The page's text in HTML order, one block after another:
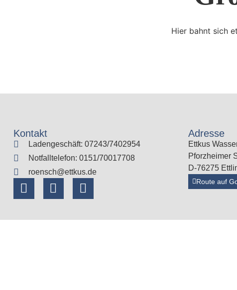
Hier bahnt sich
Kontakt
Ladengeschäft: 07243/7402954
Notfalltelefon: 0151/70017708
roensch@ettkus.de
Adresse
Ettkus
Pforzheimer
D-76275
Route auf